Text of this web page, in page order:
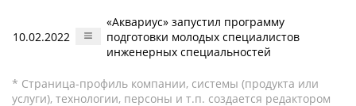
10.02.2022
«Аквариус» запустил программу
подготовки молодых специалистов
инженерных специальностей
* Страница-профиль компании, системы (продукта или
услуги), технологии, персоны и т.п. создается редактором